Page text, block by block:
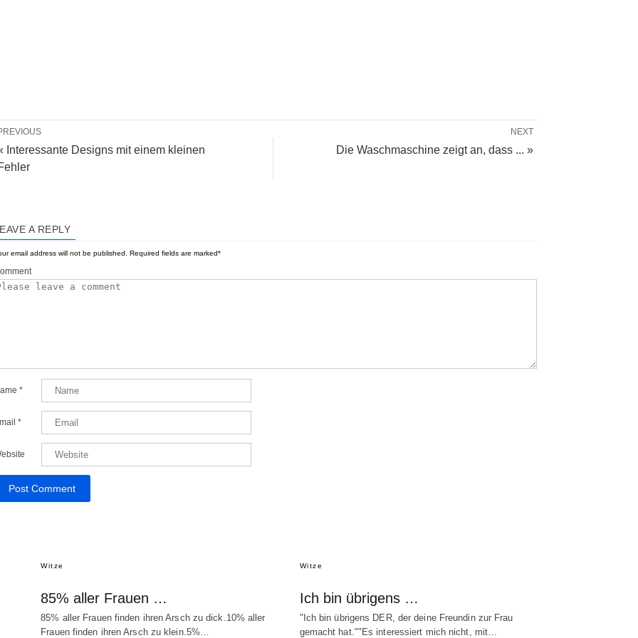
NEXT
Die Waschmaschine zeigt an, dass ... »
Interessante Designs mit einem kleinen
A REPLY
email address will not be published. Required fields are marked*
*
*
Witze
85% aller Frauen …
85% aller Frauen finden ihren Arsch zu dick.10% aller
Frauen finden ihren Arsch zu klein.5%…
Witze
Ich bin übrigens …
"Ich bin übrigens DER, der deine Freundin zur Frau
gemacht hat.""Es interessiert mich nicht, mit…